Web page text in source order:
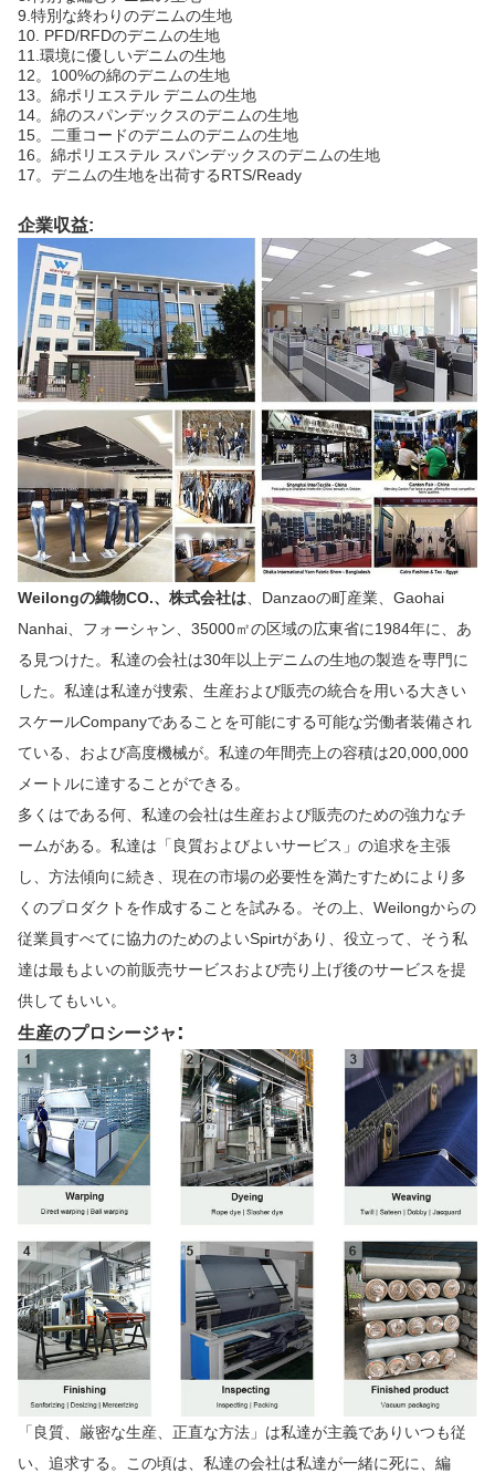
9.特別な終わりのデニムの生地
10. PFD/RFDのデニムの生地
11.環境に優しいデニムの生地
12。100%の綿のデニムの生地
13。綿ポリエステル デニムの生地
14。綿のスパンデックスのデニムの生地
15。二重コードのデニムのデニムの生地
16。綿ポリエステル スパンデックスのデニムの生地
17。デニムの生地を出荷するRTS/Ready
企業収益:
Weilongの織物CO.、株式会社は 、Danzaoの町産業、Gaohai
Nanhai、フォーシャン、35000㎡の区域の広東省に1984年に、あ
る見つけた。私達の会社は30年以上デニムの生地の製造を専門に
した。私達は私達が捜索、生産および販売の統合を用いる大きい
スケールCompanyであることを可能にする可能な労働者装備され
ている、および高度機械が。私達の年間売上の容積は20,000,000
メートルに達することができる。
多くはである何、私達の会社は生産および販売のための強力なチ
ームがある。私達は「良質およびよいサービス」の追求を主張
し、方法傾向に続き、現在の市場の必要性を満たすためにより多
くのプロダクトを作成することを試みる。その上、Weilongからの
従業員すべてに協力のためのよいSpirtがあり、役立って、そう私
達は最もよいの前販売サービスおよび売り上げ後のサービスを提
供してもいい。
生産のプロシージャ :
「良質、厳密な生産、正直な方法」は私達が主義でありいつも従
い、追求する。この頃は、私達の会社は私達が一緒に死に、編